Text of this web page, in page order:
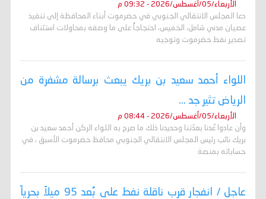
الأربعاء/05/أغسطس/2026 - 09:32 م
دعا المجلس الانتقالي الجنوبي في حضرموت أبناء المحافظة إلى تنفيذ
عصيان مدني شامل، الخميس، احتجاجاً على ما وصفه بمحاولات استئناف
تصدير نفط حضرموت وتوجيه
اللواء أحمد سعيد بن بريك يبعث برسالة مشفرة من
الرياض تثير جد ...
الأربعاء/05/أغسطس/2026 - 08:44 م
وأن عادوا عُدنا بعدّتنا وحديدنا ذلك ما صرح به اللواء الركن أحمد سعيد بن
بريك نائب رئيس المجلس الانتقالي الجنوبي محافظ حضرموت الأسبق ، في
حساباته بمنصة
عاجل / انفجار قرب ناقلة نفط على بُعد 95 ميلاً بحرياً